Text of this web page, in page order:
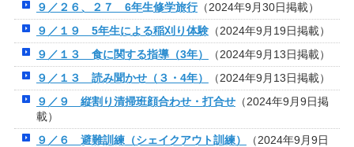
９／２６、２７ 6年生修学旅行（2024年9月30日掲載）
９／１９ 5年生による稲刈り体験（2024年9月19日掲載）
９／１３ 食に関する指導（3年）
（2024年9月13日掲載）
９／１３ 読み聞かせ（３・4年）
（2024年9月13日掲載）
９／９ 縦割り清掃班顔合わせ・打合せ（2024年9月9日掲
載）
９／６ 避難訓練（シェイクアウト訓練）
（2024年9月9日